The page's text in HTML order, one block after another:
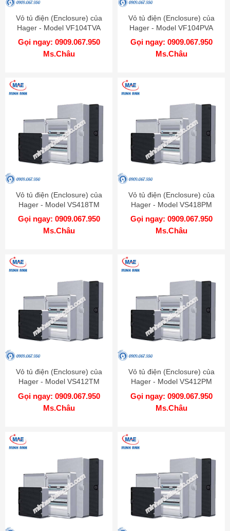
Vỏ tủ điện (Enclosure) của
Hager - Model VF104TVA
Gọi ngay: 0909.067.950
Ms.Châu
Vỏ tủ điện (Enclosure) của
Hager - Model VF104PVA
Gọi ngay: 0909.067.950
Ms.Châu
Vỏ tủ điện (Enclosure) của
Hager - Model VS418TM
Gọi ngay: 0909.067.950
Ms.Châu
Vỏ tủ điện (Enclosure) của
Hager - Model VS418PM
Gọi ngay: 0909.067.950
Ms.Châu
Vỏ tủ điện (Enclosure) của
Hager - Model VS412TM
Gọi ngay: 0909.067.950
Ms.Châu
Vỏ tủ điện (Enclosure) của
Hager - Model VS412PM
Gọi ngay: 0909.067.950
Ms.Châu